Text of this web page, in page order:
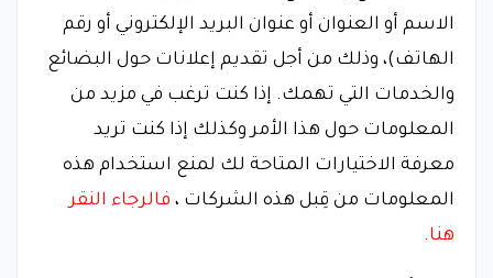
الاسم أو العنوان أو عنوان البريد الإلكتروني أو رقم
الهاتف)، وذلك من أجل تقديم إعلانات حول البضائع
والخدمات التي تهمك. إذا كنت ترغب في مزيد من
المعلومات حول هذا الأمر وكذلك إذا كنت تريد
معرفة الاختيارات المتاحة لك لمنع استخدام هذه
المعلومات من قِبل هذه الشركات ، فالرجاء النقر
هنا.